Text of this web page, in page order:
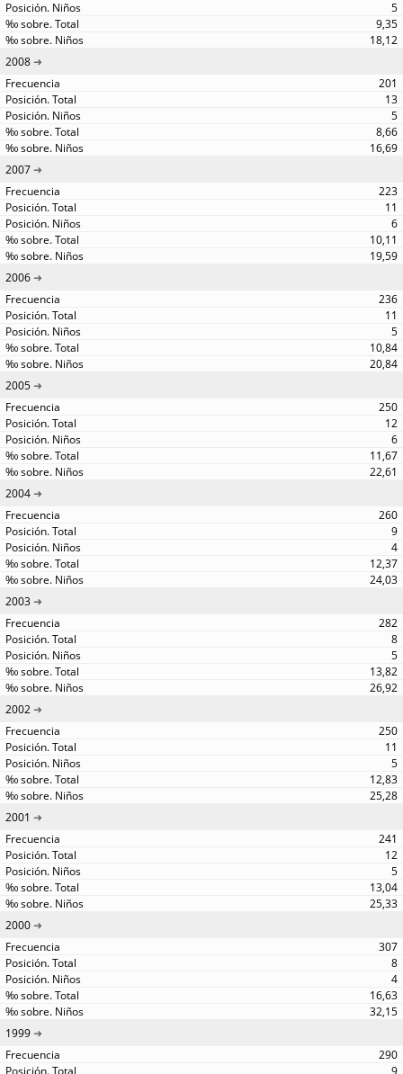
5
9,35
18,12
2008
201
13
5
8,66
16,69
2007
223
11
6
10,11
19,59
2006
236
11
5
10,84
20,84
2005
250
12
6
11,67
22,61
2004
260
9
4
12,37
24,03
2003
282
8
5
13,82
26,92
2002
250
11
5
12,83
25,28
2001
241
12
5
13,04
25,33
2000
307
8
4
16,63
32,15
1999
290
9